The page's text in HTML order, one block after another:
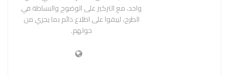
واحد، مع التركيز على الوضوح والبساطة في
الطرح، ليبقوا على اطلاع دائم بما يجري من
حولهم.